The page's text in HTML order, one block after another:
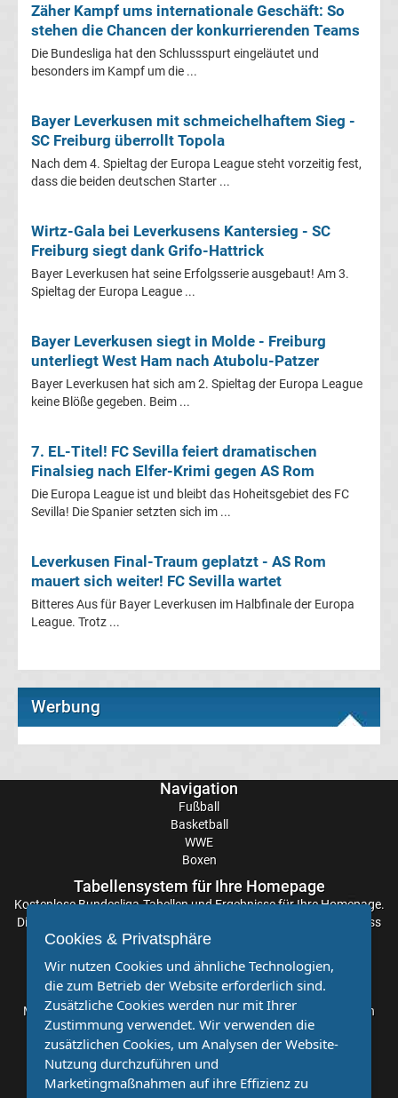
Pokal
Transfergerüchte
international
Deutschland
England
Transfergerüchte
Transfergerüchte
Top-
Aktuell
Bundesliga
Liga
Ergebnisse
3.
Liga
Tabelle
DFB-
Zäher Kampf ums internationale Geschäft: So
stehen die Chancen der konkurrierenden Teams
Die Bundesliga hat den Schlussspurt eingeläutet und
besonders im Kampf um die ...
Bayer Leverkusen mit schmeichelhaftem Sieg -
SC Freiburg überrollt Topola
Nach dem 4. Spieltag der Europa League steht vorzeitig fest,
dass die beiden deutschen Starter ...
Wirtz-Gala bei Leverkusens Kantersieg - SC
Freiburg siegt dank Grifo-Hattrick
Bayer Leverkusen hat seine Erfolgsserie ausgebaut! Am 3.
Spieltag der Europa League ...
Bayer Leverkusen siegt in Molde - Freiburg
unterliegt West Ham nach Atubolu-Patzer
Bayer Leverkusen hat sich am 2. Spieltag der Europa League
keine Blöße gegeben. Beim ...
7. EL-Titel! FC Sevilla feiert dramatischen
Finalsieg nach Elfer-Krimi gegen AS Rom
Die Europa League ist und bleibt das Hoheitsgebiet des FC
Sevilla! Die Spanier setzten sich im ...
Leverkusen Final-Traum geplatzt - AS Rom
mauert sich weiter! FC Sevilla wartet
Bitteres Aus für Bayer Leverkusen im Halbfinale der Europa
League. Trotz ...
Werbung
Navigation
Fußball
Basketball
WWE
Boxen
Tabellensystem für Ihre Homepage
KostenloseBundesliga-Tabellenund Ergebnisse für Ihre Homepage.
Die Aktualisierung der Ergebnisse erfolgt alle paar Minuten, sodass
Sie stets auf dem Laufenden sind. Einfache und schnelle
Partnervereine
Möchten Sie, dass auch Ihr Verein mehr Beachtung findet? Dann
sind Sie bei uns genau richtig. Wir suchen Ihren Verein für eine
kostenlose Kooperation. Veröffentlichen Sie Ihre Spielberichte,
Sportnachrichten und Aufrufe bei uns!
Cookies & Privatsphäre
Wir nutzen Cookies und ähnliche Technologien,
die zum Betrieb der Website erforderlich sind.
Zusätzliche Cookies werden nur mit Ihrer
Zustimmung verwendet. Wir verwenden die
zusätzlichen Cookies, um Analysen der Website-
Nutzung durchzuführen und
Marketingmaßnahmen auf ihre Effizienz zu